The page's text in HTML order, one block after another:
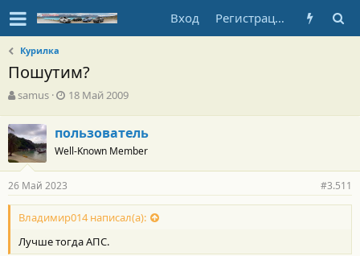
Вход Регистрация
Курилка
Пошутим?
А
т
о
р
т
е
м
ы
samus
Д
а
н
а
л
а
18 Май 2009
пользователь
Well-Known Member
26 Май 2023 #3.511
Владимир014 написал(а):
Лучше тогда АПС.